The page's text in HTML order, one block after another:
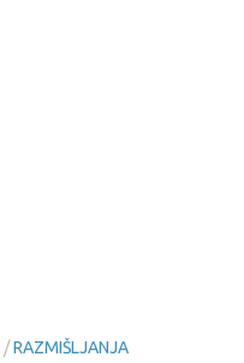
/RAZMIŠLJANJA